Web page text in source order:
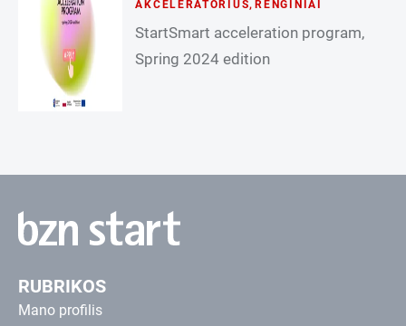
AKCELERATORIUS, RENGINIAI
StartSmart acceleration program,
Spring 2024 edition
RUBRIKOS
Mano profilis